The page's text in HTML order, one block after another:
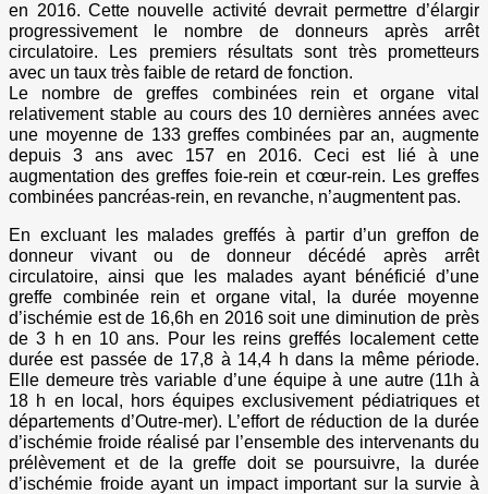
en 2016. Cette nouvelle activité devrait permettre d’élargir
progressivement le nombre de donneurs après arrêt
circulatoire. Les premiers résultats sont très prometteurs
avec un taux très faible de retard de fonction.
Le nombre de greffes combinées rein et organe vital
relativement stable au cours des 10 dernières années avec
une moyenne de 133 greffes combinées par an, augmente
depuis 3 ans avec 157 en 2016. Ceci est lié à une
augmentation des greffes foie-rein et cœur-rein. Les greffes
combinées pancréas-rein, en revanche, n’augmentent pas.
En excluant les malades greffés à partir d’un greffon de
donneur vivant ou de donneur décédé après arrêt
circulatoire, ainsi que les malades ayant bénéficié d’une
greffe combinée rein et organe vital, la durée moyenne
d’ischémie est de 16,6h en 2016 soit une diminution de près
de 3 h en 10 ans. Pour les reins greffés localement cette
durée est passée de 17,8 à 14,4 h dans la même période.
Elle demeure très variable d’une équipe à une autre (11h à
18 h en local, hors équipes exclusivement pédiatriques et
départements d’Outre-mer). L’effort de réduction de la durée
d’ischémie froide réalisé par l’ensemble des intervenants du
prélèvement et de la greffe doit se poursuivre, la durée
d’ischémie froide ayant un impact important sur la survie à